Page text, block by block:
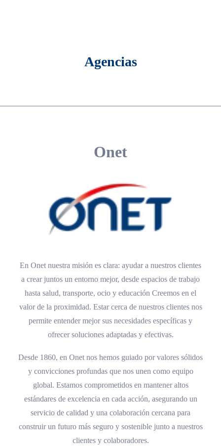
Agencias
Onet
En Onet nuestra misión es clara: ayudar a nuestros clientes
a crear juntos un entorno mejor, desde espacios de trabajo
hasta salud, transporte, ocio y educación Creemos en el
valor de la proximidad. Estar cerca de nuestros clientes nos
permite entender mejor sus necesidades específicas y
ofrecer soluciones adaptadas y efectivas.
Desde 1860, en Onet nos hemos guiado por valores sólidos
y convicciones profundas que nos unen como equipo
global. Estamos comprometidos en mantener altos
estándares de excelencia en cada acción, asegurando un
servicio de calidad y una colaboración cercana para
construir un futuro más seguro y sostenible junto a nuestros
clientes y colaboradores.